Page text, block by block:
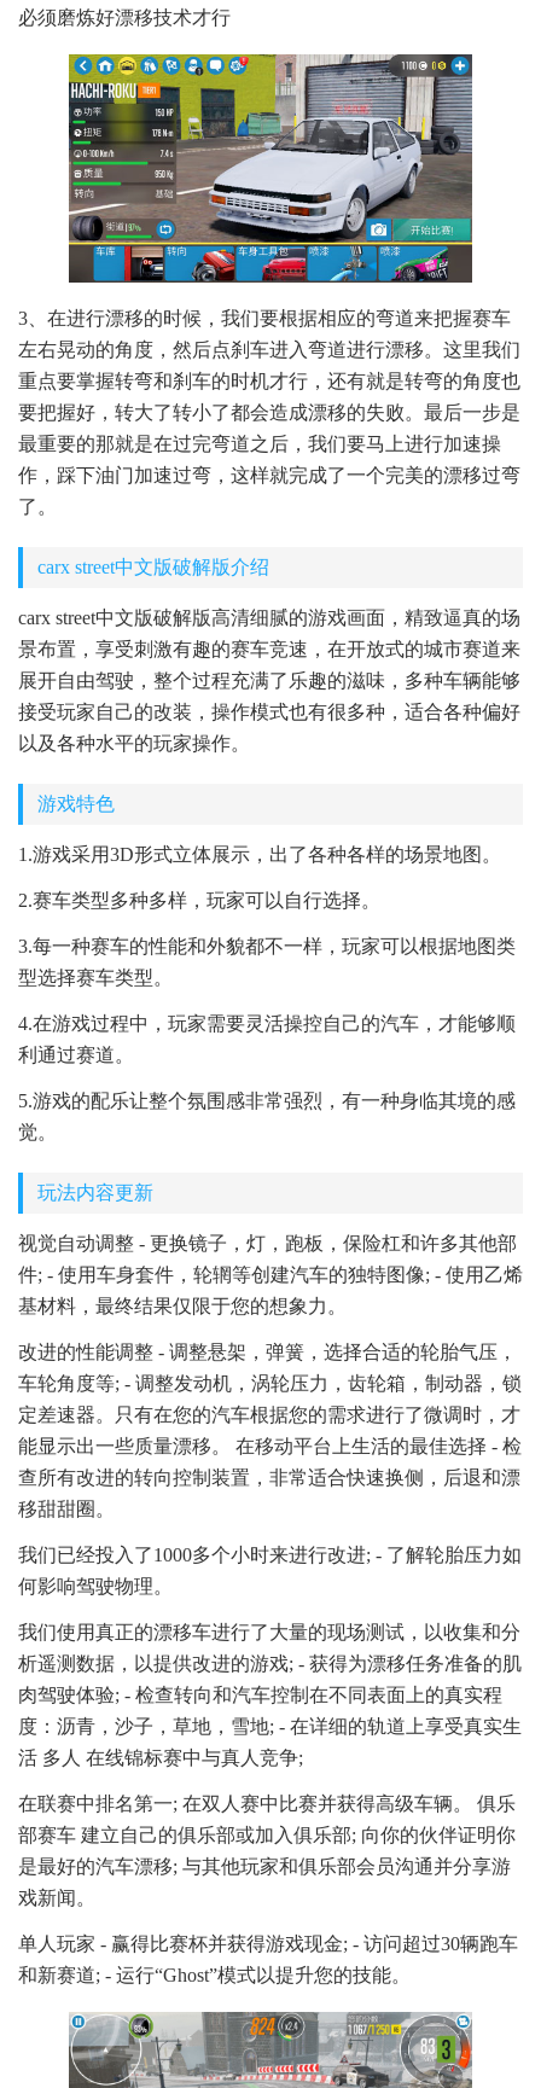
必须磨炼好漂移技术才行
3、在进行漂移的时候，我们要根据相应的弯道来把握赛车
左右晃动的角度，然后点刹车进入弯道进行漂移。这里我们
重点要掌握转弯和刹车的时机才行，还有就是转弯的角度也
要把握好，转大了转小了都会造成漂移的失败。最后一步是
最重要的那就是在过完弯道之后，我们要马上进行加速操
作，踩下油门加速过弯，这样就完成了一个完美的漂移过弯
了。
carx street中文版破解版介绍
carx street中文版破解版高清细腻的游戏画面，精致逼真的场
景布置，享受刺激有趣的赛车竞速，在开放式的城市赛道来
展开自由驾驶，整个过程充满了乐趣的滋味，多种车辆能够
接受玩家自己的改装，操作模式也有很多种，适合各种偏好
以及各种水平的玩家操作。
游戏特色
1.游戏采用3D形式立体展示，出了各种各样的场景地图。
2.赛车类型多种多样，玩家可以自行选择。
3.每一种赛车的性能和外貌都不一样，玩家可以根据地图类
型选择赛车类型。
4.在游戏过程中，玩家需要灵活操控自己的汽车，才能够顺
利通过赛道。
5.游戏的配乐让整个氛围感非常强烈，有一种身临其境的感
觉。
玩法内容更新
视觉自动调整 - 更换镜子，灯，跑板，保险杠和许多其他部
件; - 使用车身套件，轮辋等创建汽车的独特图像; - 使用乙烯
基材料，最终结果仅限于您的想象力。
改进的性能调整 - 调整悬架，弹簧，选择合适的轮胎气压，
车轮角度等; - 调整发动机，涡轮压力，齿轮箱，制动器，锁
定差速器。只有在您的汽车根据您的需求进行了微调时，才
能显示出一些质量漂移。 在移动平台上生活的最佳选择 - 检
查所有改进的转向控制装置，非常适合快速换侧，后退和漂
移甜甜圈。
我们已经投入了1000多个小时来进行改进; - 了解轮胎压力如
何影响驾驶物理。
我们使用真正的漂移车进行了大量的现场测试，以收集和分
析遥测数据，以提供改进的游戏; - 获得为漂移任务准备的肌
肉驾驶体验; - 检查转向和汽车控制在不同表面上的真实程
度：沥青，沙子，草地，雪地; - 在详细的轨道上享受真实生
活 多人 在线锦标赛中与真人竞争;
在联赛中排名第一; 在双人赛中比赛并获得高级车辆。 俱乐
部赛车 建立自己的俱乐部或加入俱乐部; 向你的伙伴证明你
是最好的汽车漂移; 与其他玩家和俱乐部会员沟通并分享游
戏新闻。
单人玩家 - 赢得比赛杯并获得游戏现金; - 访问超过30辆跑车
和新赛道; - 运行“Ghost”模式以提升您的技能。